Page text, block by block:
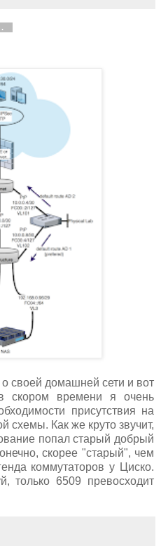
о своей домашней сети и вот
скором времени я очень
присутствия на
схемы. Как же круто звучит,
попал старый добрый
скорее "старый", чем
коммутаторов у Циско.
только 6509 превосходит